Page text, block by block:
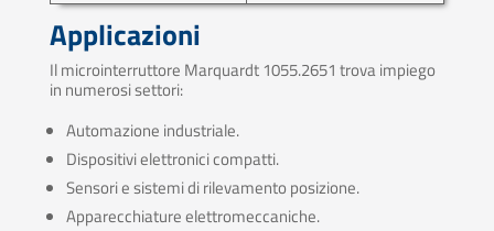
Applicazioni
Il microinterruttore Marquardt 1055.2651 trova impiego
in numerosi settori:
Automazione industriale.
Dispositivi elettronici compatti.
Sensori e sistemi di rilevamento posizione.
Apparecchiature elettromeccaniche.